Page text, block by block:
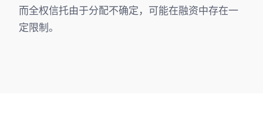
而全权信托由于分配不确定，可能在融资中存在一
定限制。